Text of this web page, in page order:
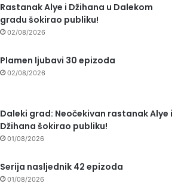
Rastanak Alye i Džihana u Dalekom
gradu šokirao publiku!
02/08/2026
Plamen ljubavi 30 epizoda
02/08/2026
Daleki grad: Neočekivan rastanak Alye i
Džihana šokirao publiku!
01/08/2026
Serija nasljednik 42 epizoda
01/08/2026